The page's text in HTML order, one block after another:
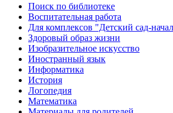
Поиск по библиотеке
Воспитательная работа
Для комплексов "Детский сад-
Здоровый образ жизни
Изобразительное искусство
Иностранный язык
Информатика
История
Логопедия
Математика